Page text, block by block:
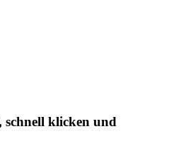
klicken und